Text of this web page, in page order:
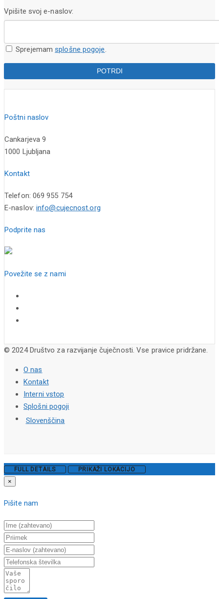
Vpišite svoj e-naslov:
Sprejemamsplošne pogoje.
Poštni naslov
Cankarjeva 9
1000 Ljubljana
Kontakt
Telefon: 069 955 754
E-naslov: info@cujecnost.org
Podprite nas
Povežite se z nami
© 2024 Društvo za razvijanje čuječnosti. Vse pravice pridržane.
O nas
Kontakt
Interni vstop
Splošni pogoji
Slovenščina
FULL DETAILS PRIKAŽI LOKACIJO
×
Pišite nam